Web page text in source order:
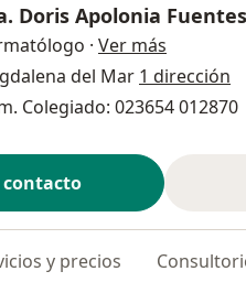
Doris Apolonia
· Ver más
del Mar 1 dirección
Colegiado: 023654 012870
contacto
y precios